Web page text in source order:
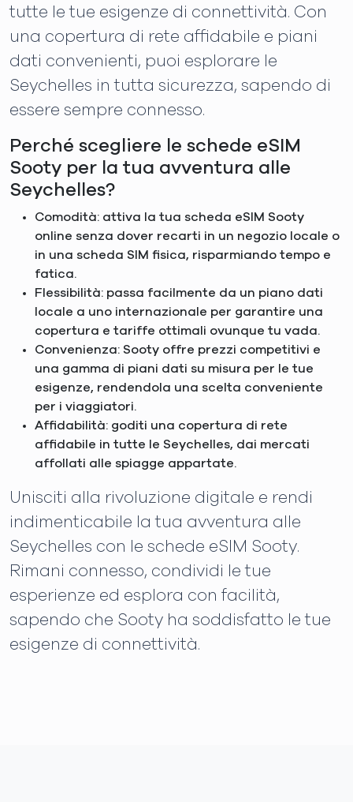
tutte le tue esigenze di connettività. Con
una copertura di rete affidabile e piani
dati convenienti, puoi esplorare le
Seychelles in tutta sicurezza, sapendo di
essere sempre connesso.
Perché scegliere le schede eSIM
Sooty per la tua avventura alle
Seychelles?
Comodità: attiva la tua scheda eSIM Sooty
online senza dover recarti in un negozio locale o
in una scheda SIM fisica, risparmiando tempo e
fatica.
Flessibilità: passa facilmente da un piano dati
locale a uno internazionale per garantire una
copertura e tariffe ottimali ovunque tu vada.
Convenienza: Sooty offre prezzi competitivi e
una gamma di piani dati su misura per le tue
esigenze, rendendola una scelta conveniente
per i viaggiatori.
Affidabilità: goditi una copertura di rete
affidabile in tutte le Seychelles, dai mercati
affollati alle spiagge appartate.
Unisciti alla rivoluzione digitale e rendi
indimenticabile la tua avventura alle
Seychelles con le schede eSIM Sooty.
Rimani connesso, condividi le tue
esperienze ed esplora con facilità,
sapendo che Sooty ha soddisfatto le tue
esigenze di connettività.